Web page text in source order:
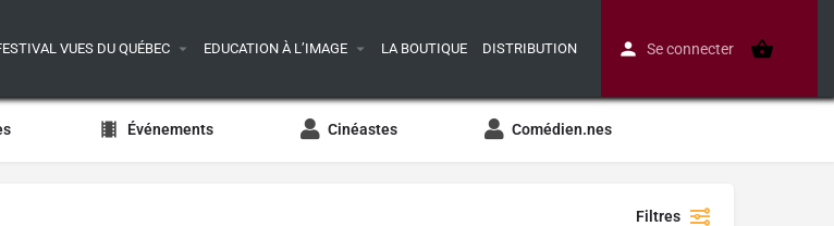
VUES DU QUÉBEC EDUCATION À L’IMAGE LA BOUTIQUE DISTRIBUTION Se connecter
Événements Cinéastes Comédien.nes
Filtres